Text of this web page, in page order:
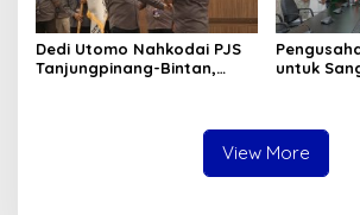
Dedi Utomo Nahkodai PJS
Tanjungpinang-Bintan,
untuk
View More